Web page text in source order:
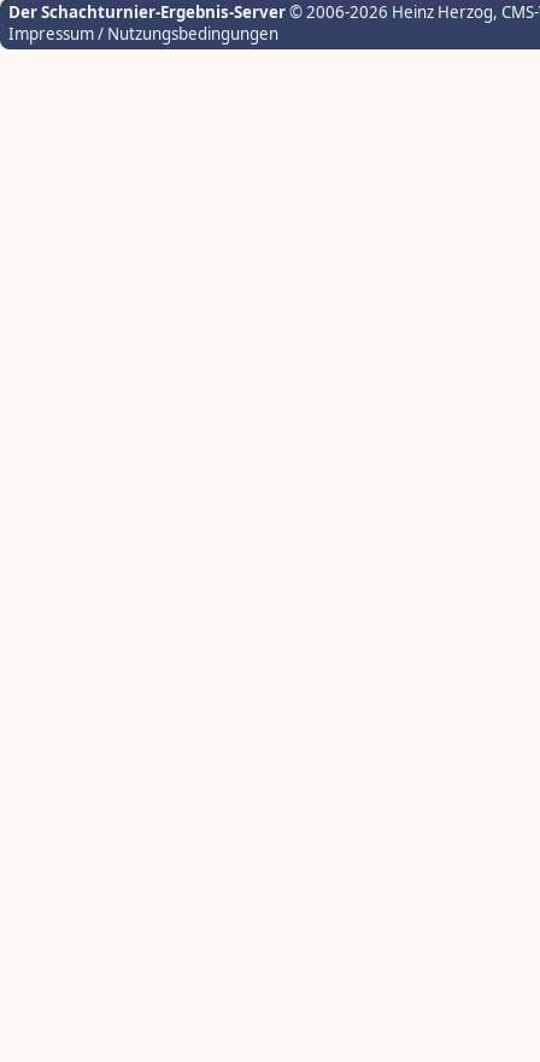
Der Schachturnier-Ergebnis-Server© 2006-2026 Heinz Herzog,
Impressum / Nutzungsbedingungen